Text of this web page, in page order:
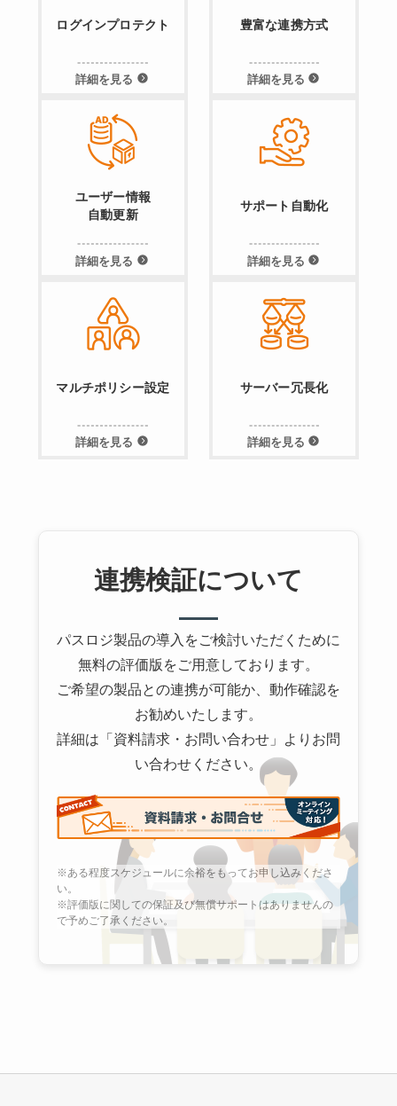
ログインプロテクト
詳細を見る
豊富な連携方式
詳細を見る
ユーザー情報
自動更新
詳細を見る
サポート自動化
詳細を見る
マルチポリシー設定
詳細を見る
サーバー冗長化
詳細を見る
連携検証について
パスロジ製品の導入をご検討いただくために
無料の評価版をご用意しております。
ご希望の製品との連携が可能か、動作確認を
お勧めいたします。
詳細は「資料請求・お問い合わせ」よりお問
い合わせください。
※ある程度スケジュールに余裕をもってお申し込みくださ
い。
※評価版に関しての保証及び無償サポートはありませんの
で予めご了承ください。